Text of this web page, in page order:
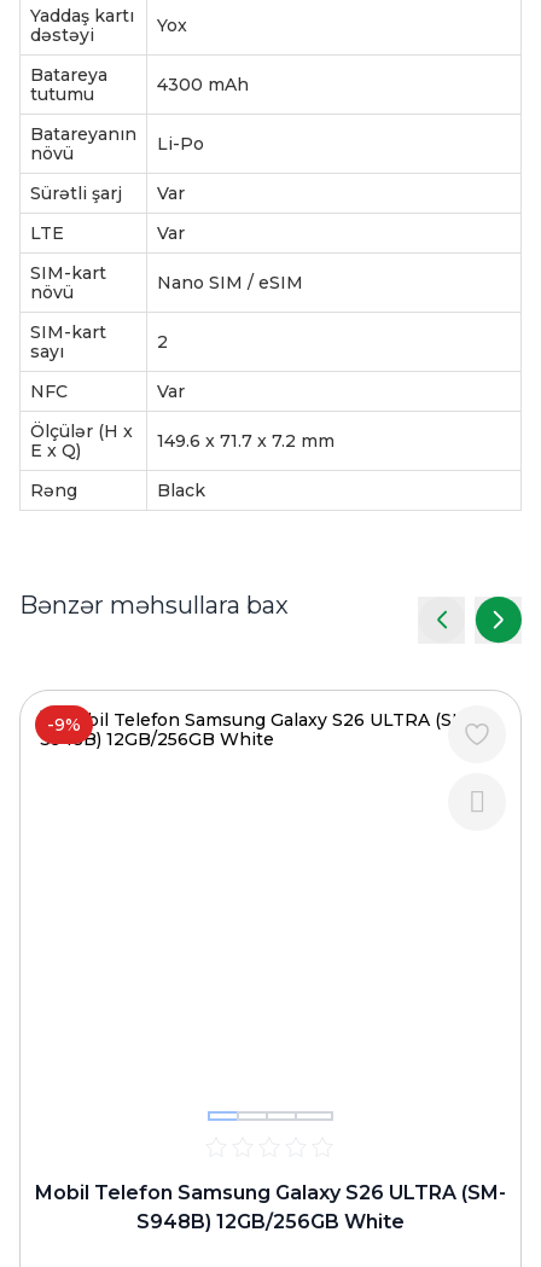
Yaddaş kartı
dəstəyi
Yox
Batareya
tutumu
4300 mAh
Batareyanın
növü
Li-Po
Sürətli şarj
Var
LTE
Var
SIM-kart
növü
Nano SIM / eSIM
SIM-kart
sayı
2
NFC
Var
Ölçülər (H x
E x Q)
149.6 x 71.7 x 7.2 mm
Rəng Black
Bənzər məhsullara bax
-9%
Mobil Telefon Samsung Galaxy S26 ULTRA (SM-
S948B) 12GB/256GB White